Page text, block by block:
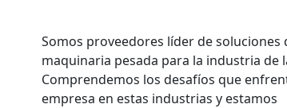
Somos proveedores líder de soluciones
maquinaria pesada para la industria de
Comprendemos los desafíos que
empresa en estas industrias y estamos